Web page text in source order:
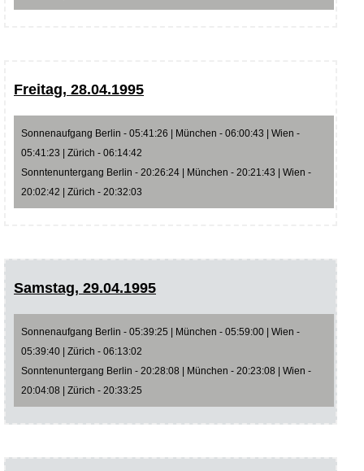
Freitag, 28.04.1995
Sonnenaufgang Berlin - 05:41:26 | München - 06:00:43 | Wien -
05:41:23 | Zürich - 06:14:42
Sonntenuntergang Berlin - 20:26:24 | München - 20:21:43 | Wien -
20:02:42 | Zürich - 20:32:03
Samstag, 29.04.1995
Sonnenaufgang Berlin - 05:39:25 | München - 05:59:00 | Wien -
05:39:40 | Zürich - 06:13:02
Sonntenuntergang Berlin - 20:28:08 | München - 20:23:08 | Wien -
20:04:08 | Zürich - 20:33:25